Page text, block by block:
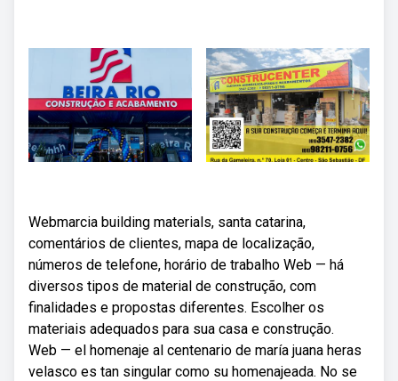
Webmarcia building materials, santa catarina,
comentários de clientes, mapa de localização,
números de telefone, horário de trabalho Web — há
diversos tipos de material de construção, com
finalidades e propostas diferentes. Escolher os
materiais adequados para sua casa e construção.
Web — el homenaje al centenario de maría juana heras
velasco es tan singular como su homenajeada. No se